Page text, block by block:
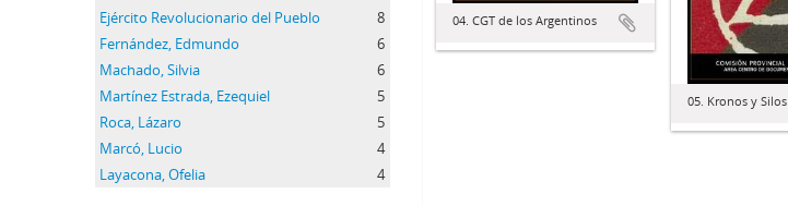
Ejército Revolucionario del Pueblo
8
Fernández, Edmundo
6
Machado, Silvia
6
Martínez Estrada, Ezequiel
5
Roca, Lázaro
5
Marcó, Lucio
4
Layacona, Ofelia
4
04. CGT de los Argentinos
05. Kronos y Silos